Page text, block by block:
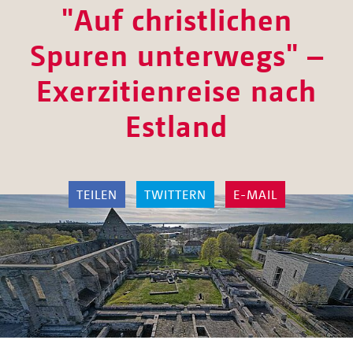
"Auf christlichen
Spuren unterwegs" –
Exerzitienreise nach
Estland
TEILEN TWITTERN E-MAIL